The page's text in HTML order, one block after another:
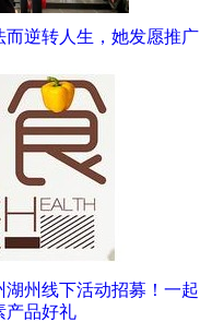
而逆转人生，她发愿推广
湖州线下活动招募！一起
产品好礼